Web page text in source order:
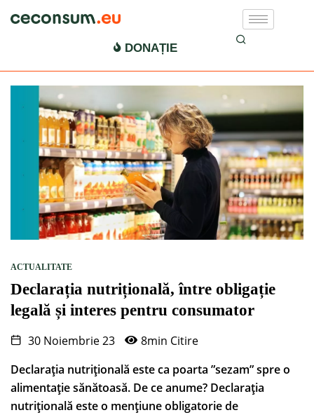
sare
DONAȚIE
ACTUALITATE
Declarația nutrițională, între obligație
legală și interes pentru consumator
30 Noiembrie 23
8min Citire
Declarația nutrițională este ca poarta ”sezam” spre o
alimentație sănătoasă. De ce anume? Declarația
nutrițională este o mențiune obligatorie de